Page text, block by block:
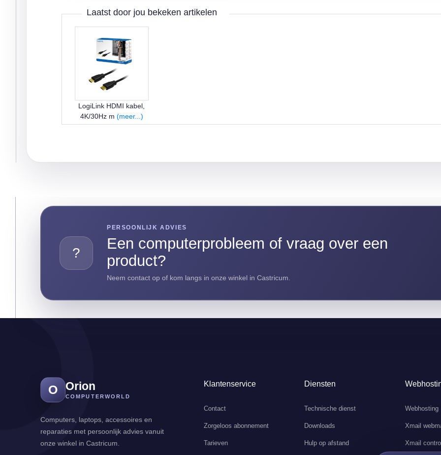
Laatst door jou bekeken artikelen
LogiLink HDMI kabel,
4K/30Hz m (meer...)
?
PERSOONLIJK ADVIES
Een computerprobleem of vraag over een
product?
Neem contact op of kom langs in onze winkel in Castricum.
O Orion
COMPUTERWORLD
Computers, laptops, accessoires en
reparaties met persoonlijk advies vanuit
onze winkel in Castricum.
Klantenservice
Contact
Zorgeloos abonnement
Tarieven
Diensten
Technische dienst
Downloads
Hulp op afstand
Webhosting
Xmail
Xmail